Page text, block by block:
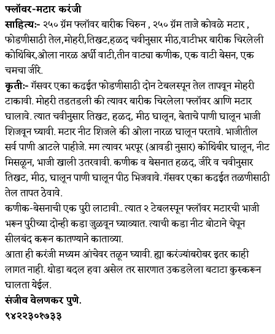
फ्लॉवर-मटार करंजी
साहित्य:- २५० ग्रॅम फ्लॉवर बारीक चिरुन , २५० ग्रॅम ताजे कोवळे मटार ,
फोडणीसाठी तेल,मोहरी,तिखट,हळद चवीनुसार मीठ,वाटीभर बारीक चिरलेली
कोथिंबिर,ओला नारळ अर्धी वाटी,तीन वाट्या कणीक, एक वाटी बेसन, एक
चमचा जीरे.
कृती:-गॅसवर एका कढईत फोडणीसाठी दोन टेबलस्पून तेल तापवून मोहरी
टाकावी. मोहरी तडतडली की त्यावर बारीक चिरलेला फ्लॉवर आणि मटार
घालावे. त्यात चवीनुसार तिखट, हळद, मीठ घालून, बेताचे पाणी घालून भाजी
शिजवून घ्यावी. मटार नीट शिजले की ओला नारळ घालून परतावे. भाजीतील
सर्व पाणी आटले पाहीजे. मग त्यावर भरपूर (आवडी नुसार) कोथिंबीर घालून, नीट
मिसळून, भाजी खाली उतरवावी. कणीक व बेसनात हळद, जीरे व चवीनुसार
तिखट, मीठ, घालून पाणी घालून पीठ भिजवावे. गॅसवर एका कढईत तळणीसाठी
तेल तापत ठेवावे.
कणीक-बेसनाची एक पुरी लाटावी.. त्यात २ टेबलस्पून फ्लॉवर मटारची भाजी
भरून पुरीच्या दोन्ही कडा जुळवून घ्याव्यात. त्याची कडा नीट बोटाने चेपून
सीलबंद करून कातण्याने काताव्या.
आता ही करंजी मध्यम आंचेवर तळून घ्यावी. ह्या करंज्यांबरोबर इतर काही
लागत नाही. थोडा बदल हवा असेल तर सारणात उकडलेला बटाटा कुस्करून
घालता येईल.
संजीव वेलणकर पुणे.
९४२२३०१७३३